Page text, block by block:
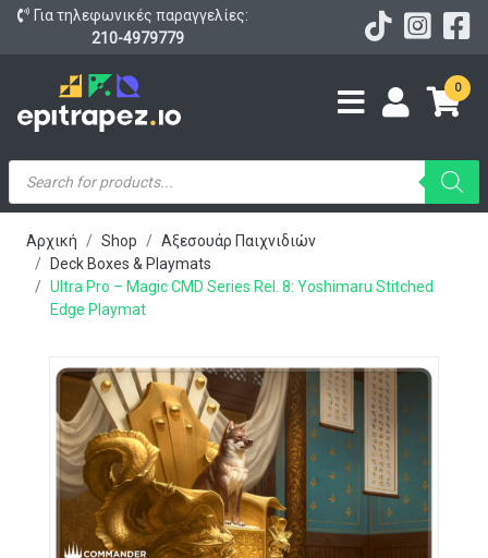
Για τηλεφωνικές παραγγελίες:
210-4979779
0
Products
search
Αρχική Shop
Αξεσουάρ Παιχνιδιών
Deck Boxes & Playmats
Ultra Pro – Magic CMD Series Rel. 8: Yoshimaru Stitched
Edge Playmat